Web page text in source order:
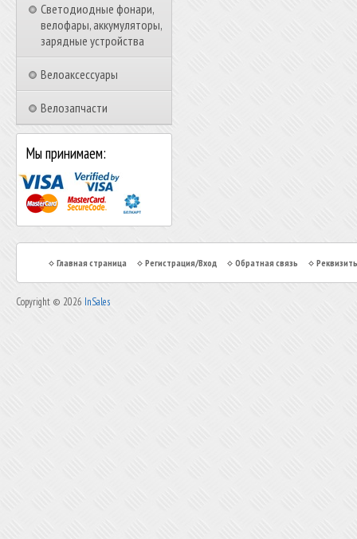
Светодиодные фонари,
велофары, аккумуляторы,
зарядные устройства
Велоаксессуары
Велозапчасти
Мы принимаем:
Главная страница Регистрация/Вход Обратная связь
Copyright © 2026 InSales